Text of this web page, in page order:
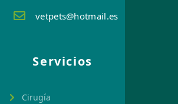
vetpets@hotmail.es
Servicios
Cirugía